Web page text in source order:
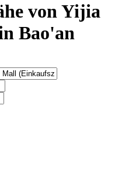
von Yijia
Bao'an